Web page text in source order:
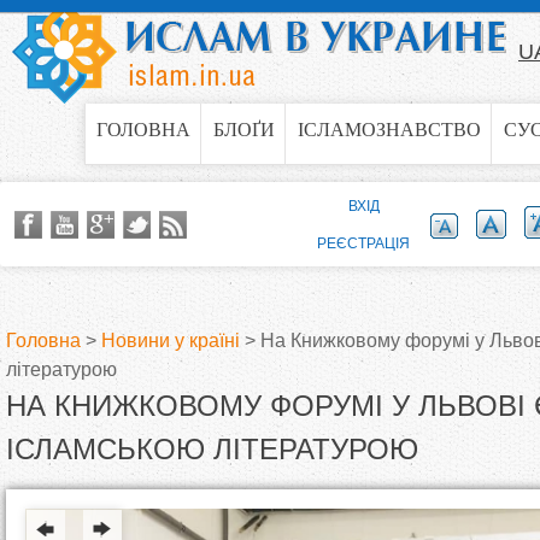
Jump to navigation
ГОЛОВНА БЛОҐИ ІСЛАМОЗНАВСТВО
В
и
є
Головна > Новини у країні > На Книжковому форумі у
літературою
НА КНИЖКОВОМУ ФОРУМІ У ЛЬВОВІ
ІСЛАМСЬКОЮ ЛІТЕРАТУРОЮ
ВХІД
РЕЄСТРАЦІЯ